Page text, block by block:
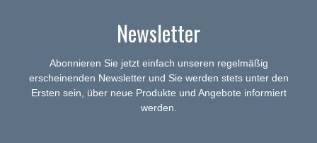
Newsletter
Abonnieren Sie jetzt einfach unseren regelmäßig
erscheinenden Newsletter und Sie werden stets unter den
Ersten sein, über neue Produkte und Angebote informiert
werden.